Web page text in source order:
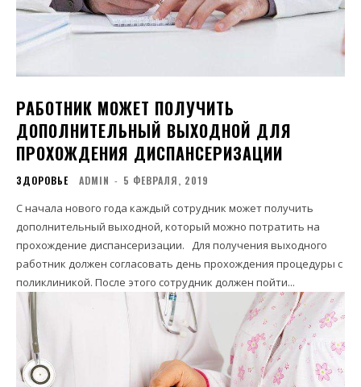
РАБОТНИК МОЖЕТ ПОЛУЧИТЬ
ДОПОЛНИТЕЛЬНЫЙ ВЫХОДНОЙ ДЛЯ
ПРОХОЖДЕНИЯ ДИСПАНСЕРИЗАЦИИ
ЗДОРОВЬЕ ADMIN - 5 ФЕВРАЛЯ, 2019
С начала нового года каждый сотрудник может получить
дополнительный выходной, который можно потратить на
прохождение диспансеризации. Для получения выходного
работник должен согласовать день прохождения процедуры с
поликлиникой. После этого сотрудник должен пойти...